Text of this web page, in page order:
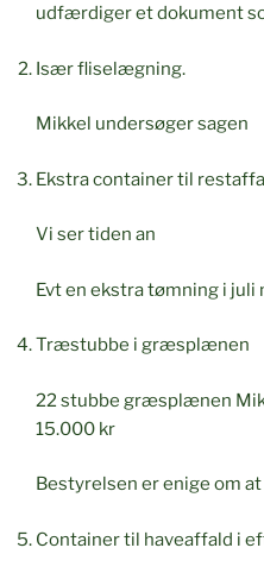
udfærdiger et dokument
Især fliselægning.
Mikkel undersøger sagen
Ekstra container til
Vi ser tiden an
Evt en ekstra tømning i juli
Træstubbe i græsplænen
22 stubbe græsplænen
15.000 kr
Bestyrelsen er enige om
Container til haveaffald i